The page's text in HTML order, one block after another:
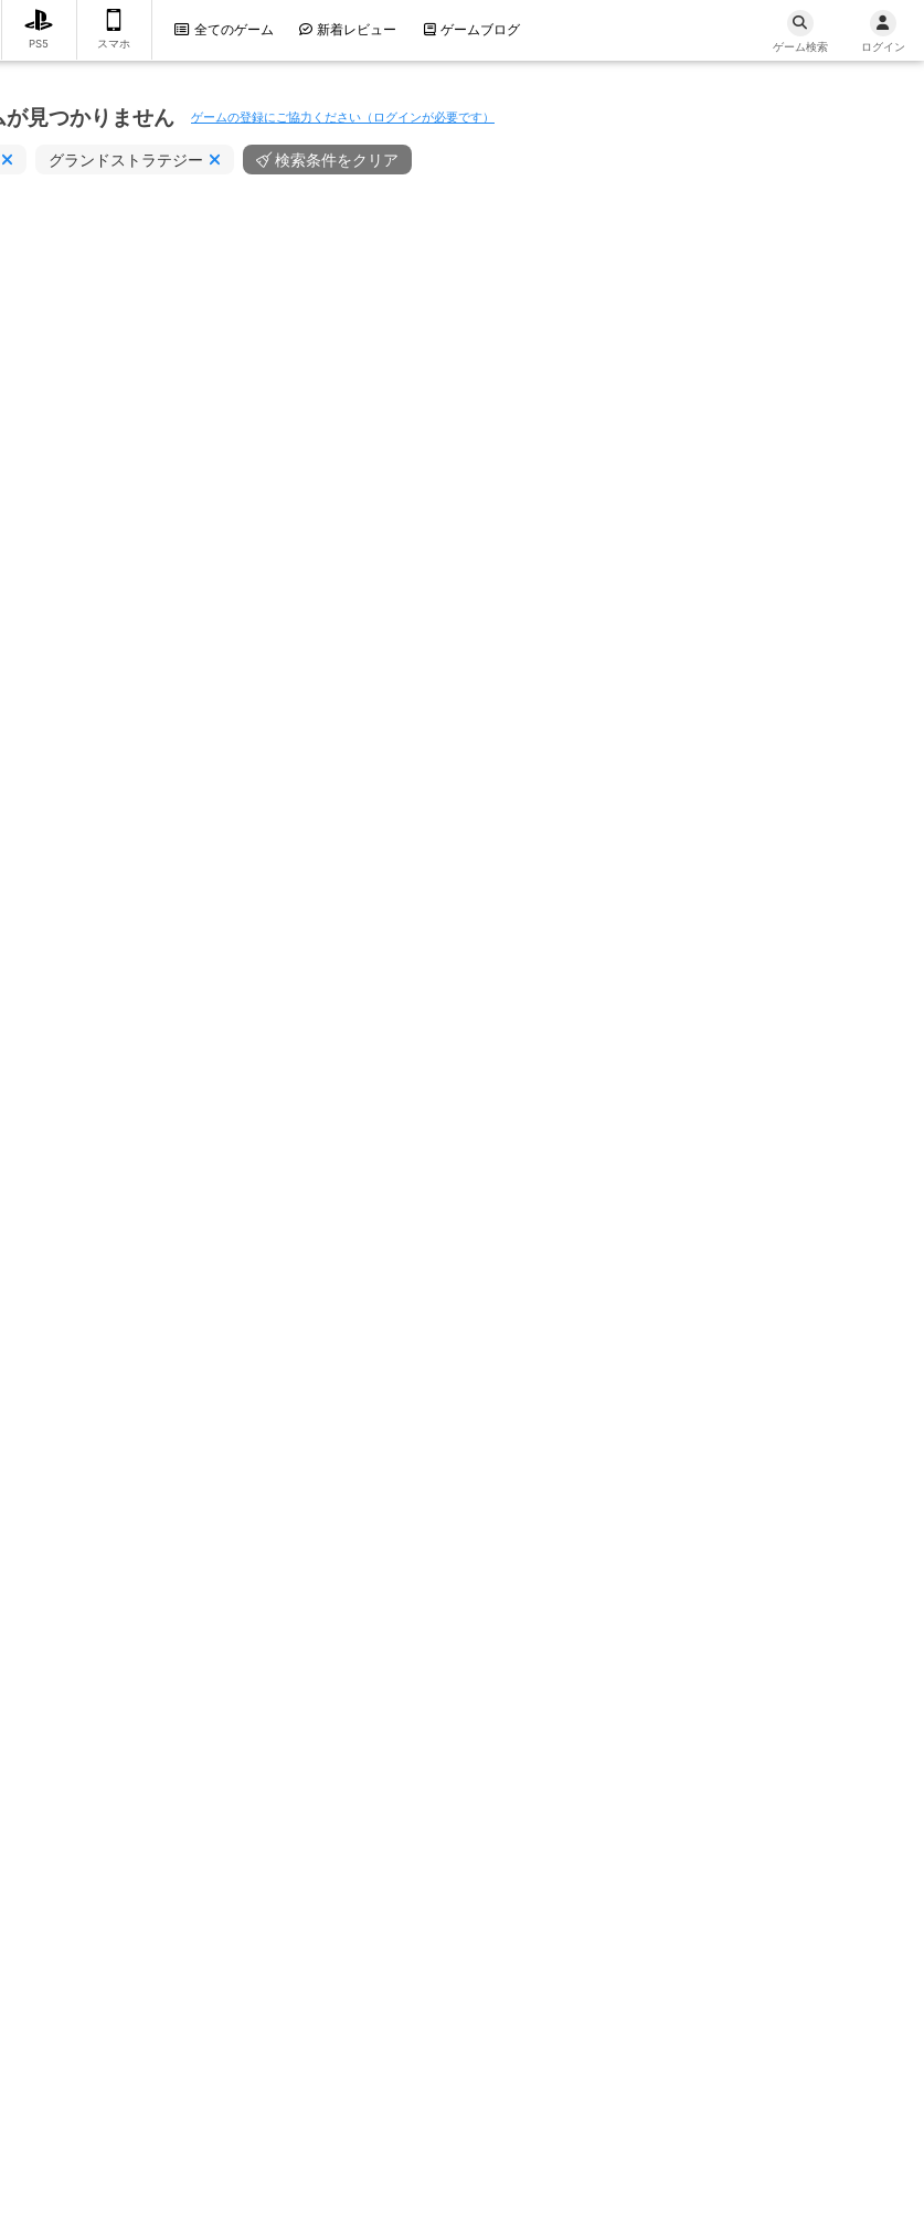
PS5 スマホ
全てのゲーム 新着レビュー ゲームブログ
ゲーム検索 ログイン
見つかりません ゲームの登録にご協力ください（ログインが必要です）
グランドストラテジー 検索条件をクリア